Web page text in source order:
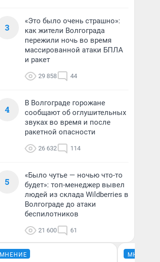
3
«Это было очень страшно»:
как жители Волгограда
пережили ночь во время
массированной атаки БПЛА
и ракет
29 858 44
4
В Волгограде горожане
сообщают об оглушительных
звуках во время и после
ракетной опасности
26 632 114
5
«Было чутье — ночью что-то
будет»: топ-менеджер вывел
людей из склада Wildberries в
Волгограде до атаки
беспилотников
21 600 61
МНЕНИЕ МНЕНИЕ